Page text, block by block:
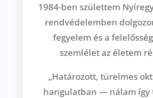
1984-ben születtem
rendvédelemben
fegyelem és a
szemlélet az életem
„Határozott, türelmes
hangulatban — nálam így